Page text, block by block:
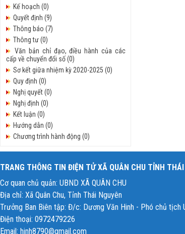
Kế hoạch (0)
Quyết định (9)
Thông báo (7)
Thông tư (0)
Văn bản chỉ đạo, điều hành của các
cấp về chuyển đổi số (0)
Sơ kết giữa nhiệm kỳ 2020-2025 (0)
Quy định (0)
Nghị quyết (0)
Nghị định (0)
Kết luận (0)
Hướng dẫn (0)
Chương trình hành động (0)
TRANG THÔNG TIN ĐIỆN TỬ XÃ QUÂN CHU TỈNH THÁI
Cơ quan chủ quản: UBND XÃ QUÂN CHU
Địa chỉ: Xã Quân Chu, Tỉnh Thái Nguyên
Trưởng Ban Biên tập: Đ/c: Dương Văn Hinh - Phó chủ tịch
Điện thoại: 0972479226
Email: hinh8790@gmail.com